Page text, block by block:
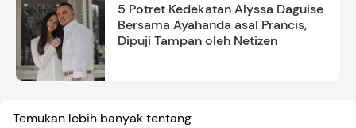
5 Potret Kedekatan Alyssa Daguise
Bersama Ayahanda asal Prancis,
Dipuji Tampan oleh Netizen
Temukan lebih banyak tentang